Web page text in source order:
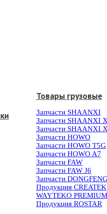
Товары грузовые
Запчасти SHAANXI
Запчасти SHAANXI
Запчасти SHAANXI
Запчасти HOWO
Запчасти HOWO T5G
Запчасти HOWO A7
Запчасти FAW
Запчасти FAW J6
Запчасти
Продукция CREATEK
WAYTEKO PREMIUM
Продукция ROSTAR